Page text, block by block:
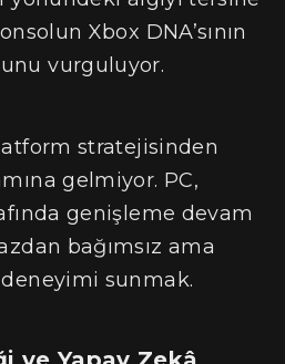
Xbox DNA’sının
vurguluyor.
stratejisinden
gelmiyor. PC,
genişleme devam
bağımsız ama
sunmak.